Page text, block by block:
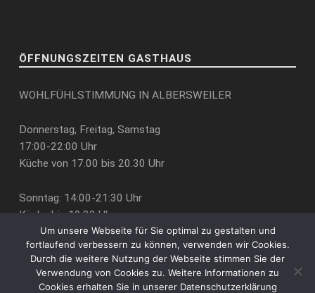
ÖFFNUNGSZEITEN GASTHAUS
WOHLFÜHLSTIMMUNG IN ALBERSWEILER
Donnerstag, Freitag, Samstag
17:00-22:00 Uhr
Küche von 17.00 bis 20.30 Uhr
Sonntag: 14:00-21:30 Uhr
Küche bis 19:30 Uhr
Reservierungen nur telefonisch
Tel.: 06345/3443
Um unsere Webseite für Sie optimal zu gestalten und
fortlaufend verbessern zu können, verwenden wir Cookies.
Durch die weitere Nutzung der Webseite stimmen Sie der
Verwendung von Cookies zu. Weitere Informationen zu
Cookies erhalten Sie in unserer Datenschutzerklärung